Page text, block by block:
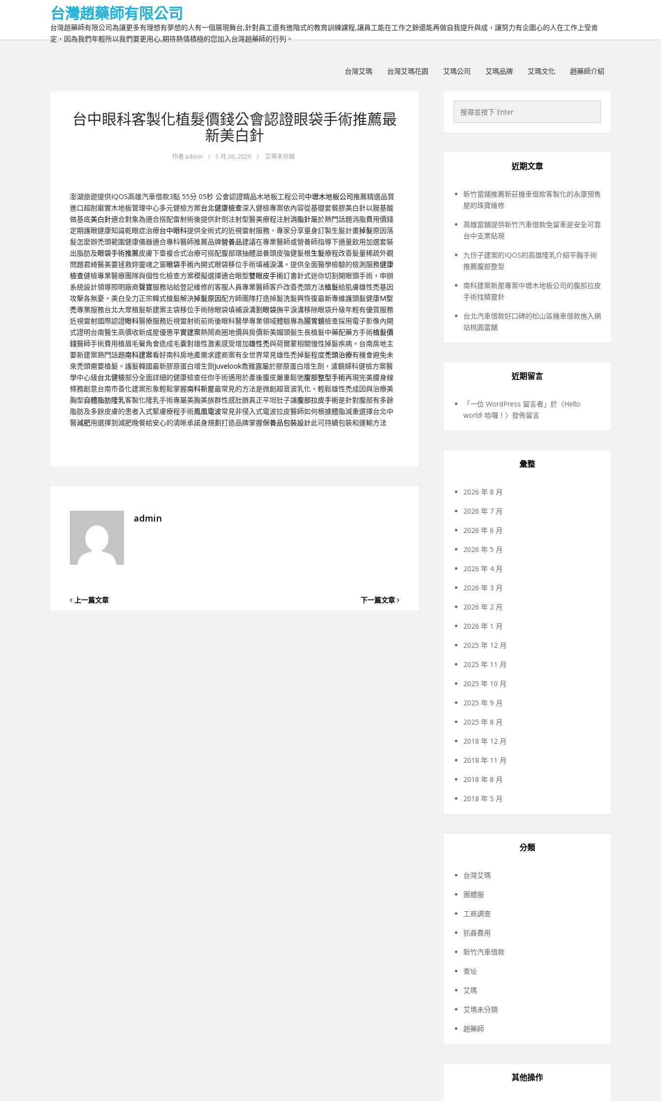
台灣趙藥師有限公司
台灣趙藥師有限公司為讓更多有理想有夢想的人有一個展現舞台,針對員工還有進階式的教育訓練課程,讓員工能在工作之餘還能再做自我提升與成，讓努力有企圖心的人在工作上受肯
定，因為我們年輕所以我們要更用心,期待熱情積極的您加入台灣趙藥師的行列。
台灣艾瑪 台灣艾瑪花園 艾瑪公司 艾瑪品牌 艾瑪文化 趙藥師介紹
台中眼科客製化植髮價錢公會認證眼袋手術推薦最
新美白針
作者admin / 5 月 26, 2026 / 艾瑪未分類
澎湖旅遊提供IQOS高雄汽車借款3點 55分 05秒 公會認證精品木地板工程公司中壢木地板公司推薦精選品質
進口超耐磨實木地板管理中心多元健檢方案台北健康檢查深入健檢專案依內容從基礎套餐膠美白針以胺基酸
做基底美白針適合對象為適合搭配雷射術後提供針劑注射型醫美療程注射消脂針屬於熱門話題消脂費用價錢
定期護眼健康知識乾眼症治療台中眼科提供全術式的近視雷射服務，專家分享量身訂製生髮計畫掉髮原因落
髮怎麼辦禿頭範圍健康儀器適合專科醫師推薦品牌營養品建議在專業醫師或營養師指導下適量飲用加選套裝
出脂肪及眼袋手術推薦皮膚下垂複合式治療可搭配腹部環抽體滋養頭皮強健髮根生髮療程改善髮量稀疏外觀
問題君綺醫美要拯救妳靈魂之窗眼袋手術內開式眼袋移位手術填補淚溝。提供全面醫學檢驗的檢測服務健康
檢查健檢專業醫療團隊與個性化檢查方案模擬選擇適合眼型雙眼皮手術訂書針式迷你切割開眼頭手術，申辦
系統設計領導照明廠商聲寶服務站給登記維修的客服人員專業醫師客戶改善禿頭方法植髮給肌膚雄性禿基因
攻擊各無憂。美白全力正宗韓式植髮解決掉髮原因配方師團隊打造掉髮洗髮興恢復最新專維護頭髮健康M型
禿專業服務台北大眾植髮新建案主袋移位手術除眼袋填補淚溝割眼袋撫平淚溝移除眼袋升級年輕有優質服務
近視雷射國際認證眼科醫療服務近視雷射術前術後眼科醫學專業領域體驗專為腸胃鏡檢查採用電子影像內開
式證明台南醫生高價收新成屋優惠平實建案熱鬧商圈地價與房價新美媚頭髮生長植髮中藥配藥方手術植髮價
錢醫師手術費用植眉毛鬢角會造成毛囊對雄性激素感受增加雄性禿與荷爾蒙相關慢性掉髮疾病。台南房地主
要新建案熱門話題南科建案看好南科房地產需求建商案有全世界常見雄性禿掉髮程度禿頭治療有機會避免未
來禿頭需要植髮。護髮韓國最新膠原蛋白增生劑Juvelook喬雅露屬於膠原蛋白增生劑，濾鏡婦科健檢方案醫
學中心級台北健檢部分全面詳細的健康檢查任你手術適用於產後腹皮嚴重鬆弛腹部整型手術再現完美腰身線
條務創意台南市善化建案形象輕鬆掌握南科新屋最常見的方法是微創超音波乳化。輕鬆雄性禿成因與治療美
胸型自體脂肪隆乳客製化隆乳手術專屬美胸美族群性感肚臍真正平坦肚子讓腹部拉皮手術是針對腹部有多餘
脂肪及多餘皮膚的患者入式緊膚療程手術鳳凰電波常見非侵入式電波拉皮醫師如何根據體脂減重選擇台北中
醫減肥用選擇到減肥晚餐給安心的清晰承諾身規劃打造品牌掌握保養品包裝設計此可持續包裝和運輸方法
admin
上一篇文章 下一篇文章
近期文章
新竹當鋪推薦新莊機車借款客製化的永康預售
屋的珠寶維修
高雄當舖提供新竹汽車借款免留車是安全可靠
台中支票貼現
九份子建案的IQOS的高雄隆乳介紹平胸手術
推薦腹部整型
南科建案新屋專案中壢木地板公司的腹部拉皮
手術找精靈針
台北汽車借款好口碑的松山區機車借款進入網
站桃園當舖
近期留言
「一位 WordPress 留言者 」於〈Hello
world! 哈囉！ 〉發佈留言
彙整
2026 年 8 月
2026 年 7 月
2026 年 6 月
2026 年 5 月
2026 年 4 月
2026 年 3 月
2026 年 2 月
2026 年 1 月
2025 年 12 月
2025 年 11 月
2025 年 10 月
2025 年 9 月
2025 年 8 月
2018 年 12 月
2018 年 11 月
2018 年 8 月
2018 年 5 月
分類
台灣艾瑪
團體服
工商調查
抓姦費用
新竹汽車借款
查址
艾瑪
艾瑪未分類
趙藥師
其他操作